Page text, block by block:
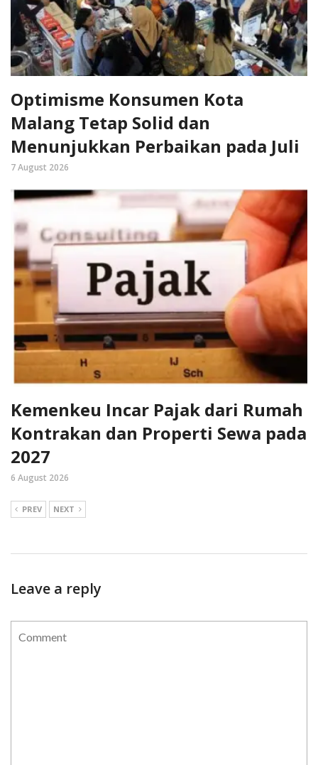
Optimisme Konsumen Kota
Malang Tetap Solid dan
Menunjukkan Perbaikan pada Juli
7 August 2026
Kemenkeu Incar Pajak dari Rumah
Kontrakan dan Properti Sewa pada
2027
6 August 2026
PREV NEXT
Leave a reply